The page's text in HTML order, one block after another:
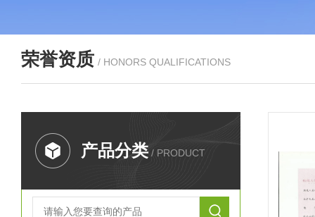
荣誉资质 / HONORS QUALIFICATIONS
产品分类 / PRODUCT